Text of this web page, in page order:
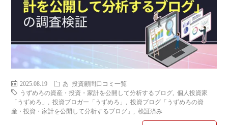
2025.08.19 あ
投資顧問口コミ一覧
うずめろの資産・投資・家計を公開して分析するブログ ,個人投資家
「うずめろ」
,投資ブロガー「うずめろ」 ,投資ブログ「うずめろの資
産・投資・家計を公開して分析するブログ」
,検証済み